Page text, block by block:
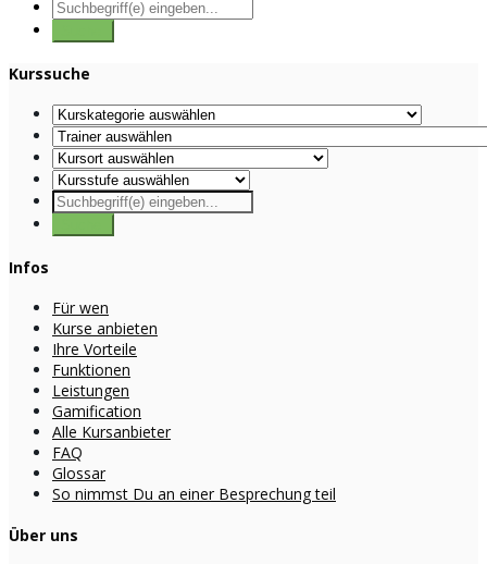
Kurssuche
Infos
Für wen
Kurse anbieten
Ihre Vorteile
Funktionen
Leistungen
Gamification
Alle Kursanbieter
FAQ
Glossar
So nimmst Du an einer Besprechung teil
Über uns